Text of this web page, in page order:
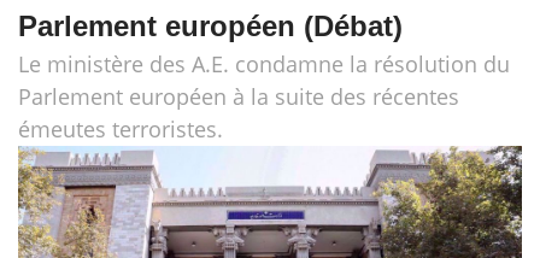
Parlement européen (Débat)
Le ministère des A.E. condamne la résolution du
Parlement européen à la suite des récentes
émeutes terroristes.